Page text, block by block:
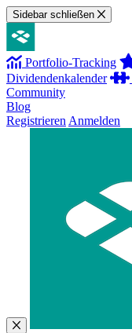
Sidebar schließen
Portfolio-Tracking
Dividendenkalender
Community
Blog
Registrieren Anmelden